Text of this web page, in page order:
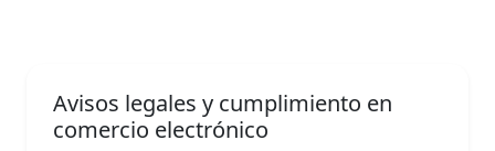
Avisos legales y cumplimiento en
comercio electrónico